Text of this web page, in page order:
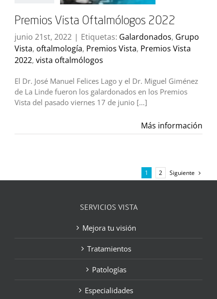
Premios Vista Oftalmólogos 2022
junio 21st, 2022 | Etiquetas: Galardonados, Grupo
Vista, oftalmología, Premios Vista, Premios Vista
2022, vista oftalmólogos
El Dr. José Manuel Felices Lago y el Dr. Miguel Giménez
de La Linde fueron los galardonados en los Premios
Vista del pasado viernes 17 de junio […]
Más información
1 2 Siguiente
SERVICIOS VISTA
Mejora tu visión
Tratamientos
Patologías
Especialidades